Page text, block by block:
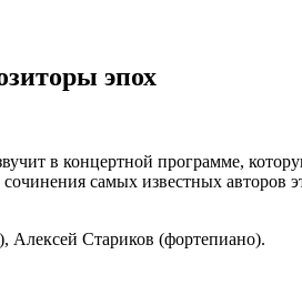
эпох
в концертной программе,
самых известных авторов
Алексей Стариков (фортепиано).